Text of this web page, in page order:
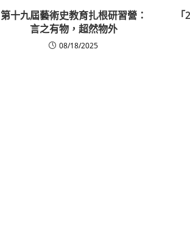
第十九屆藝術史教育扎根研習營：
言之有物，超然物外
08/18/2025